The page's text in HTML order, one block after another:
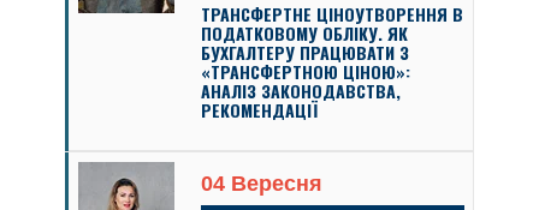
ТРАНСФЕРТНЕ ЦІНОУТВОРЕННЯ В
ПОДАТКОВОМУ ОБЛІКУ. ЯК
БУХГАЛТЕРУ ПРАЦЮВАТИ З
«ТРАНСФЕРТНОЮ ЦІНОЮ»:
АНАЛІЗ ЗАКОНОДАВСТВА,
РЕКОМЕНДАЦІЇ
04 Вересня